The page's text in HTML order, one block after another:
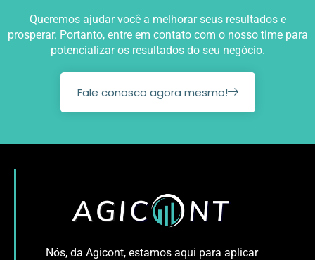
Queremos ajudar você a melhorar seus resultados e
prosperar. Portanto, entre em contato com o nosso time para
potencializar os resultados do seu negócio.
Fale conosco agora mesmo!
Nós, da Agicont, estamos aqui para aplicar